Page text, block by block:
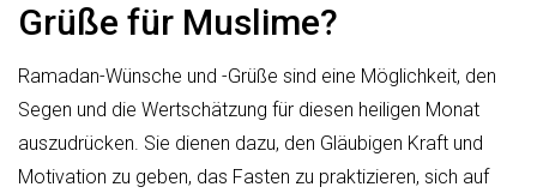
Grüße für Muslime?
Ramadan-Wünsche und -Grüße sind eine Möglichkeit, den
Segen und die Wertschätzung für diesen heiligen Monat
auszudrücken. Sie dienen dazu, den Gläubigen Kraft und
Motivation zu geben, das Fasten zu praktizieren, sich auf